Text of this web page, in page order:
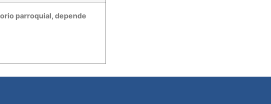
parroquial, depende